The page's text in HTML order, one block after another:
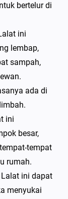
bertelur di
ini
lembap,
sampah,
ada di
ini
besar,
tempat
rumah.
Lalat ini dapat
menyukai